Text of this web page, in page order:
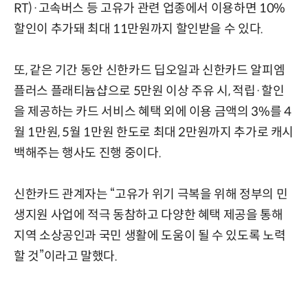
RT)·고속버스 등 고유가 관련 업종에서 이용하면 10%
할인이 추가돼 최대 11만원까지 할인받을 수 있다.
또, 같은 기간 동안 신한카드 딥오일과 신한카드 알피엠
플러스 플래티늄샵으로 5만원 이상 주유 시, 적립·할인
을 제공하는 카드 서비스 혜택 외에 이용 금액의 3%를 4
월 1만원, 5월 1만원 한도로 최대 2만원까지 추가로 캐시
백해주는 행사도 진행 중이다.
신한카드 관계자는 “고유가 위기 극복을 위해 정부의 민
생지원 사업에 적극 동참하고 다양한 혜택 제공을 통해
지역 소상공인과 국민 생활에 도움이 될 수 있도록 노력
할 것”이라고 말했다.